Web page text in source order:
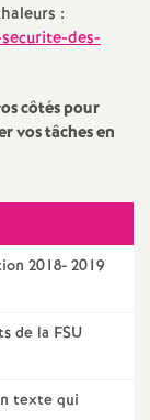
e
n
d
e
S
:
des-
côtés pour
vos tâches en
2018- 2019
de la FSU
texte qui